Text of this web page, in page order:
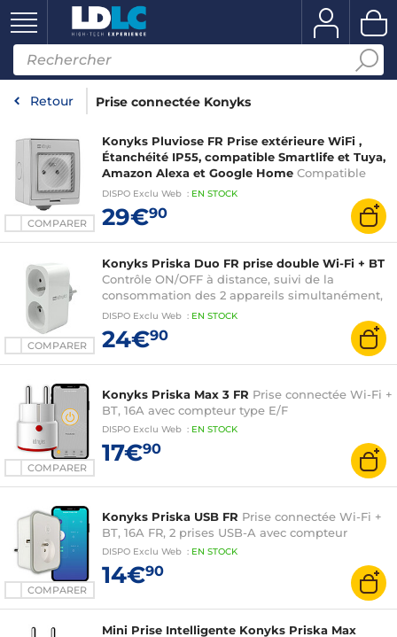
Retour Prise connectée Konyks
COMPARER
Konyks Pluviose FR Prise extérieure WiFi ,
Étanchéité IP55, compatible Smartlife et Tuya,
Amazon Alexa et Google Home Compatible
Smartlife et Tuya, Amazon Alexa et Google
DISPO Exclu Web : EN STOCK
29€90
COMPARER
Konyks Priska Duo FR prise double Wi-Fi + BT
Contrôle ON/OFF à distance, suivi de la
consommation des 2 appareils simultanément,
compatible Smartlife et Tuya, Amazon Alexa et
Google Home
DISPO Exclu Web : EN STOCK
24€90
COMPARER
Konyks Priska Max 3 FR Prise connectée Wi-Fi +
BT, 16A avec compteur type E/F
DISPO Exclu Web : EN STOCK
17€90
COMPARER
Konyks Priska USB FR Prise connectée Wi-Fi +
BT, 16A FR, 2 prises USB-A avec compteur
DISPO Exclu Web : EN STOCK
14€90
Mini Prise Intelligente Konyks Priska Max